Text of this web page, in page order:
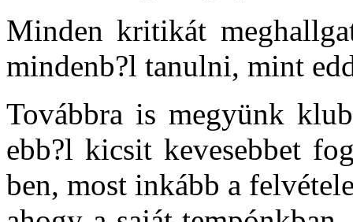
Minden kritikát
mindenb?l tanulni, mint
Továbbra is megyünk
ebb?l kicsit kevesebbet
ben, most inkább a